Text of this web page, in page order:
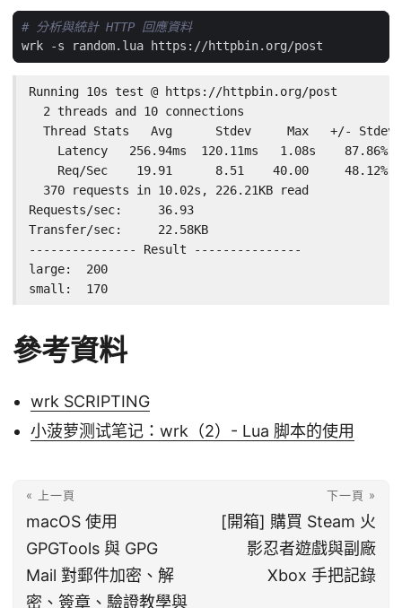
# 分析與統計 HTTP 回應資料
Running 10s test @ https://httpbin.org/post
  2 threads and 10 connections
  Thread Stats   Avg      Stdev     Max   +/- Stdev
    Latency   256.94ms  120.11ms   1.08s    87.86%
    Req/Sec    19.91      8.51    40.00     48.12%
  370 requests in 10.02s, 226.21KB read
Requests/sec:     36.93
Transfer/sec:     22.58KB
--------------- Result ---------------
large:	200
small:	170
參考資料
wrk SCRIPTING
小菠萝测试笔记：wrk（2）- Lua 脚本的使用
« 上一頁
macOS 使用
GPGTools 與 GPG
Mail 對郵件加密、解
密、簽章、驗證教學與
下一頁 »
[開箱] 購買 Steam 火
影忍者遊戲與副廠
Xbox 手把記錄